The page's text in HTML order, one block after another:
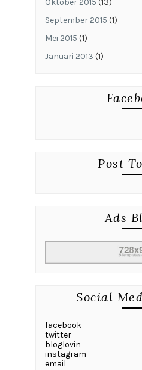
September 2015 (1)
Mei 2015 (1)
Januari 2013 (1)
Post
Ads
Social
facebook
twitter
bloglovin
instagram
email